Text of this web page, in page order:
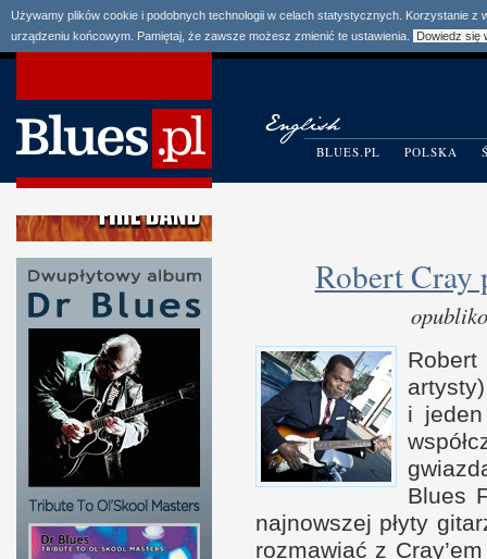
Używamy plików cookie i podobnych technologii w celach statystycznych. Korzystanie
urządzeniu końcowym. Pamiętaj, że zawsze możesz zmienić te ustawienia.
Dowiedz się
BLUES.PL POLSKA
Robert Cray
i j
Blues
naj­now­szej płyty
roz­mawiać z C